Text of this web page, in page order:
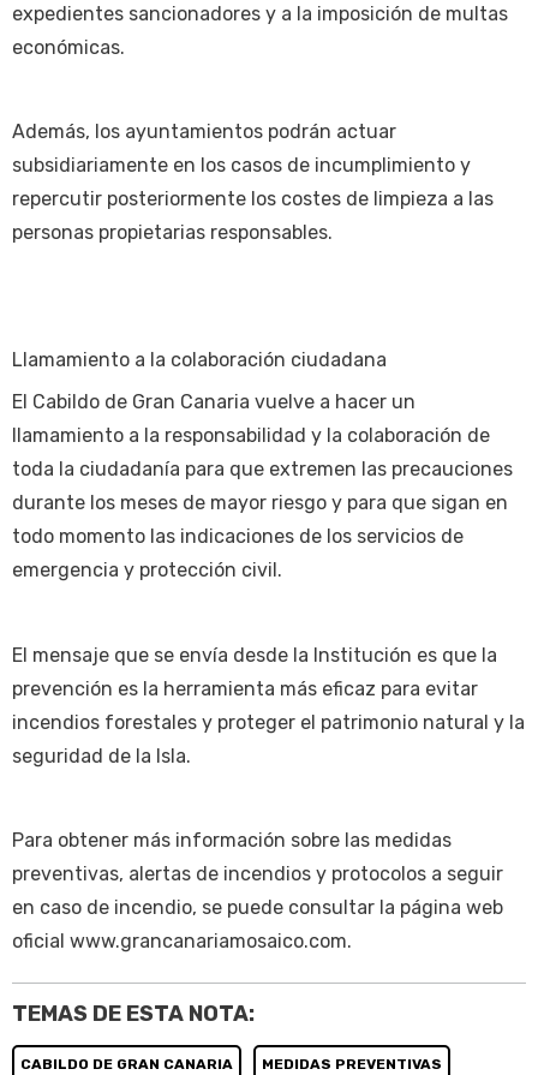
expedientes sancionadores y a la imposición de multas
económicas.
Además, los ayuntamientos podrán actuar
subsidiariamente en los casos de incumplimiento y
repercutir posteriormente los costes de limpieza a las
personas propietarias responsables.
Llamamiento a la colaboración ciudadana
El Cabildo de Gran Canaria vuelve a hacer un
llamamiento a la responsabilidad y la colaboración de
toda la ciudadanía para que extremen las precauciones
durante los meses de mayor riesgo y para que sigan en
todo momento las indicaciones de los servicios de
emergencia y protección civil.
El mensaje que se envía desde la Institución es que la
prevención es la herramienta más eficaz para evitar
incendios forestales y proteger el patrimonio natural y la
seguridad de la Isla.
Para obtener más información sobre las medidas
preventivas, alertas de incendios y protocolos a seguir
en caso de incendio, se puede consultar la página web
oficial www.grancanariamosaico.com.
TEMAS DE ESTA NOTA:
CABILDO DE GRAN CANARIA MEDIDAS PREVENTIVAS